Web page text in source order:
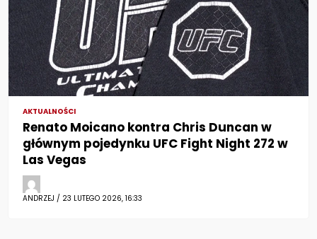
AKTUALNOŚCI
Renato Moicano kontra Chris Duncan w
głównym pojedynku UFC Fight Night 272 w
Las Vegas
ANDRZEJ / 23 LUTEGO 2026, 16:33